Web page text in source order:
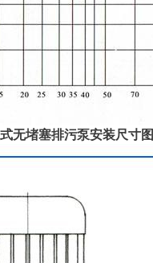
堵塞排污泵安装尺寸图